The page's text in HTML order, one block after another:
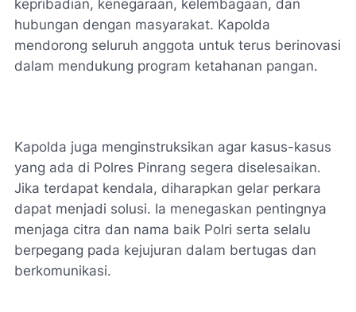
kepribadian, kenegaraan, kelembagaan, dan
hubungan dengan masyarakat. Kapolda
mendorong seluruh anggota untuk terus berinovasi
dalam mendukung program ketahanan pangan.
Kapolda juga menginstruksikan agar kasus-kasus
yang ada di Polres Pinrang segera diselesaikan.
Jika terdapat kendala, diharapkan gelar perkara
dapat menjadi solusi. Ia menegaskan pentingnya
menjaga citra dan nama baik Polri serta selalu
berpegang pada kejujuran dalam bertugas dan
berkomunikasi.